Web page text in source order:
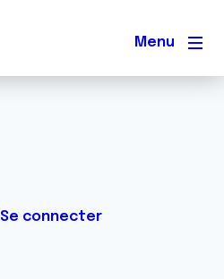
Menu
Se connecter